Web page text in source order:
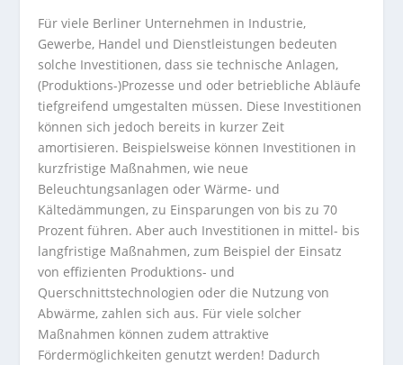
Für viele Berliner Unternehmen in Industrie,
Gewerbe, Handel und Dienstleistungen bedeuten
solche Investitionen, dass sie technische Anlagen,
(Produktions-)Prozesse und oder betriebliche Abläufe
tiefgreifend umgestalten müssen. Diese Investitionen
können sich jedoch bereits in kurzer Zeit
amortisieren. Beispielsweise können Investitionen in
kurzfristige Maßnahmen, wie neue
Beleuchtungsanlagen oder Wärme- und
Kältedämmungen, zu Einsparungen von bis zu 70
Prozent führen. Aber auch Investitionen in mittel- bis
langfristige Maßnahmen, zum Beispiel der Einsatz
von effizienten Produktions- und
Querschnittstechnologien oder die Nutzung von
Abwärme, zahlen sich aus. Für viele solcher
Maßnahmen können zudem attraktive
Fördermöglichkeiten genutzt werden! Dadurch